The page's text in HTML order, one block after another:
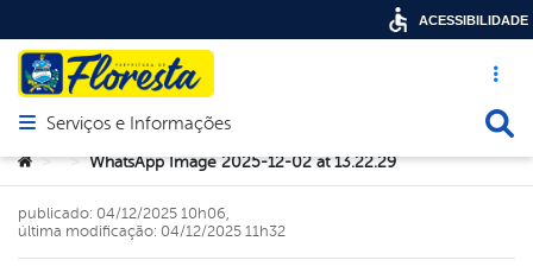
Acesso
Abrir menu principal de navegação
Serviços e Informações
Você está aqui:
> > WhatsApp Image 2025-12-02 at 13.22.29
publicado: 04/12/2025 10h06,
última modificação: 04/12/2025 11h32
ACESSIBILIDADE